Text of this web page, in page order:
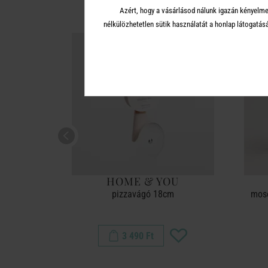
HOME & YOU
pizzavágó 18cm
3 490 Ft
Azért, hogy a vásárlásod nálunk igazán
nélkülözhetetlen sütik használatát a honlap